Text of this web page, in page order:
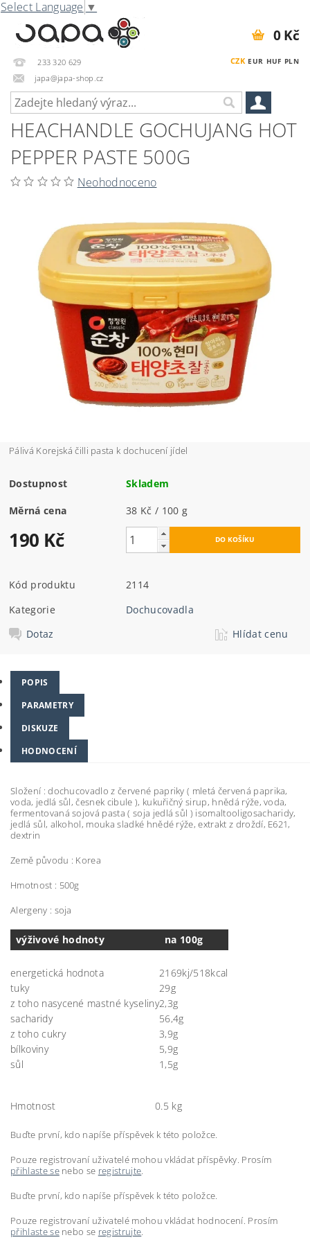
Select Language ▼
233 320 629
japa@japa-shop.cz
CZK EUR HUF PLN
0 Kč
HEACHANDLE GOCHUJANG HOT
PEPPER PASTE 500G
Neohodnoceno
Pálivá Korejská čilli pasta k dochucení jídel
Dostupnost Skladem
Měrná cena 38 Kč / 100 g
190 Kč
Kód produktu
2114
Kategorie
Dochucovadla
Dotaz
Hlídat cenu
POPIS
PARAMETRY
DISKUZE
HODNOCENÍ
Složení : dochucovadlo z červené papriky ( mletá červená paprika,
voda, jedlá sůl, česnek cibule ), kukuřičný sirup, hnědá rýže, voda,
fermentovaná sojová pasta ( soja jedlá sůl ) isomaltooligosacharidy,
jedlá sůl, alkohol, mouka sladké hnědé rýže, extrakt z droždí, E621,
dextrin
Země původu : Korea
Hmotnost : 500g
Alergeny : soja
výživové hodnoty na 100g
energetická hodnota
2169kj/518kcal
tuky
29g
z toho nasycené mastné kyseliny2,3g
sacharidy
56,4g
z toho cukry
3,9g
bílkoviny
5,9g
sůl
1,5g
Hmotnost 0.5 kg
Buďte první, kdo napíše příspěvek k této položce.
Pouze registrovaní uživatelé mohou vkládat příspěvky. Prosím
přihlaste senebo se registrujte.
Buďte první, kdo napíše příspěvek k této položce.
Pouze registrovaní uživatelé mohou vkládat hodnocení. Prosím
přihlaste senebo se registrujte.